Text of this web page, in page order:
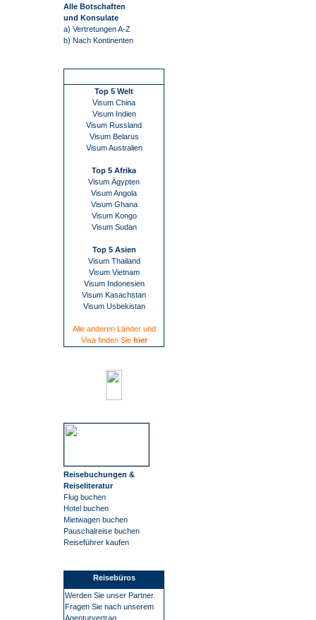
Alle Botschaften
und Konsulate
a) Vertretungen A-Z
b) Nach Kontinenten
Top 5 Welt
Visum China
Visum Indien
Visum Russland
Visum Belarus
Visum Australien
Top 5 Afrika
Visum Ägypten
Visum Angola
Visum Ghana
Visum Kongo
Visum Sudan
Top 5 Asien
Visum Thailand
Visum Vietnam
Visum Indonesien
Visum Kasachstan
Visum Usbekistan
Alle anderen Länder und
Visa finden Siehier
Reisebuchungen &
Reiseliteratur
Flug buchen
Hotel buchen
Mietwagen buchen
Pauschalreise buchen
Reiseführer kaufen
Reisebüros
Werden Sie unser Partner.
Fragen Sie nach unserem
Agenturvertrag.